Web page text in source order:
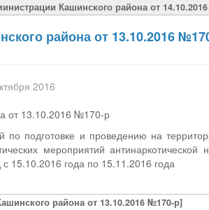
Кашинского района от
района от 13.10.2016
2016
от 13.10.2016 №170-р
подготовке и проведению на
мероприятий антинаркотической
15.10.2016 года по 15.11.2016 года
района от 13.10.2016 №170-р]